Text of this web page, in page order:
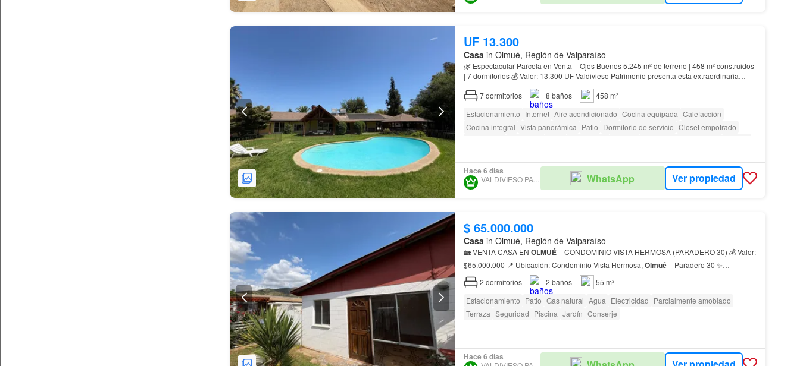
UF 13.300
Casa in Olmué, Región de Valparaíso
🌿 Espectacular Parcela en Venta – Ojos Buenos 5.245 m² de terreno | 458 m² construidos
| 7 dormitorios 💰 Valor: 13.300 UF Valdivieso Patrimonio presenta esta extraordinaria
propiedad ubicada en el sector Ojos Buenos, idea…
7dormitorios 8 baños
458 m²
Estacionamiento Internet Aire acondicionado Cocina equipada Calefacción
Cocina integral Vista panorámica Patio Dormitorio de servicio Closet empotrado
Hace 6 días
VALDIVIESO PATRIMONIO WhatsApp Ver propiedad
$ 65.000.000
Casa in Olmué, Región de Valparaíso
🏡 VENTA CASA EN OLMUÉ– CONDOMINIO VISTA HERMOSA (PARADERO 30) 💰 Valor:
$65.000.000 📍 Ubicación: Condominio Vista Hermosa, Olmué– Paradero 30 ✨
Características 📞 Contáctanos para más información o agendar una visita. ?…
2 dormitorios 2 baños
55 m²
Estacionamiento Patio Gas natural Agua Electricidad Parcialmente amoblado
Terraza Seguridad Piscina Jardín Conserje
Hace 6 días